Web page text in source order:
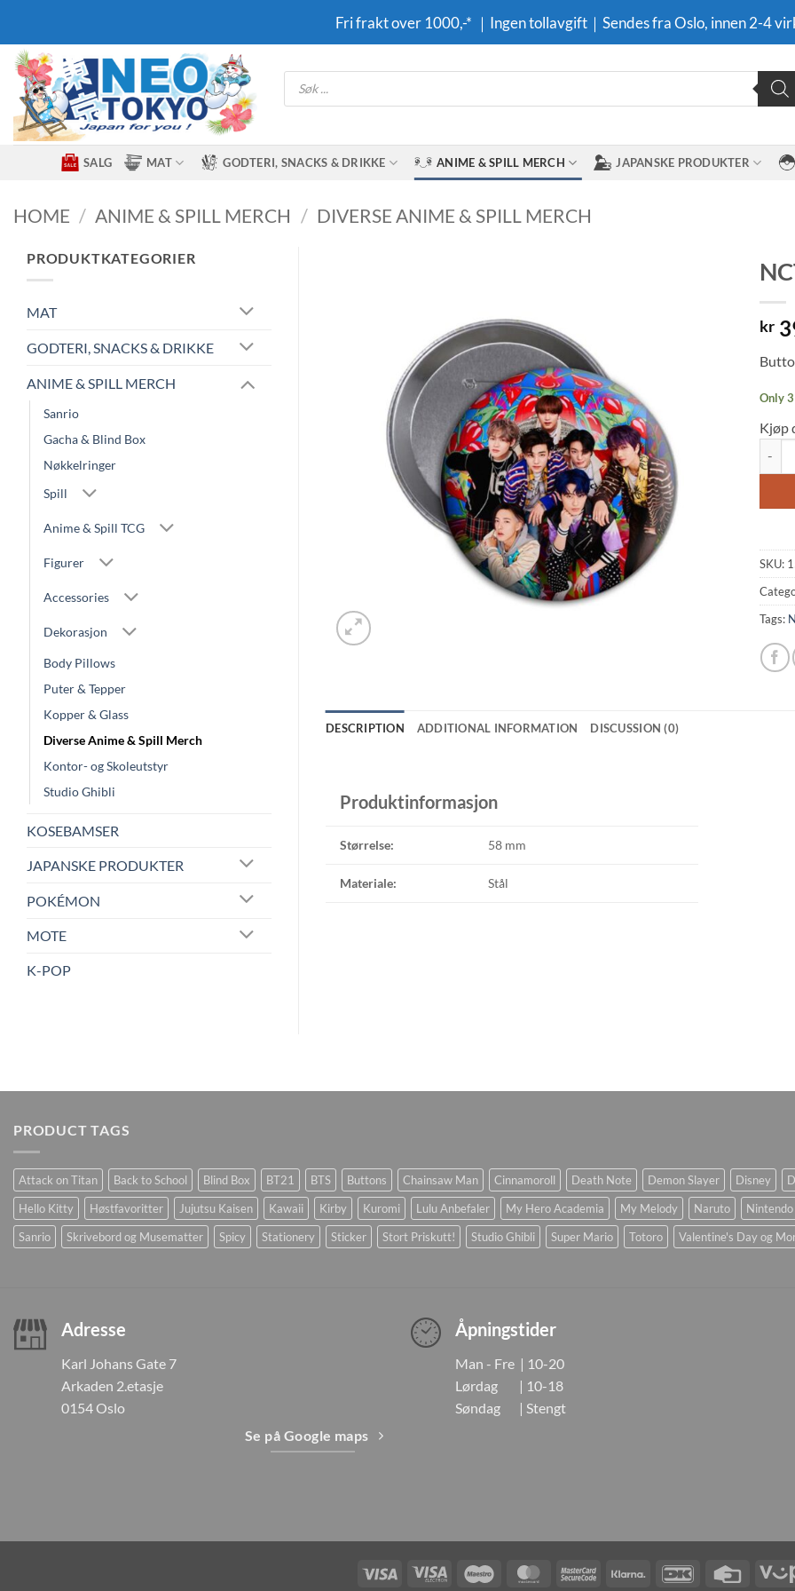
content
Fri frakt over 1000,-* ｜Ingen tollavgift｜Sendes fra Oslo, innen 2-4
Products
search
SALG MAT GODTERI, SNACKS & DRIKKE ANIME & SPILL MERCH JAPANSKE PRODUKTER
HOME / ANIME & SPILL MERCH / DIVERSE ANIME & SPILL MERCH
PRODUKTKATEGORIER
MAT
GODTERI, SNACKS & DRIKKE
ANIME & SPILL MERCH
Sanrio
Gacha & Blind Box
Nøkkelringer
Spill
Anime & Spill TCG
Figurer
Accessories
Dekorasjon
Body Pillows
Puter & Tepper
Kopper & Glass
Diverse Anime & Spill Merch
Kontor- og Skoleutstyr
Studio Ghibli
KOSEBAMSER
JAPANSKE PRODUKTER
POKÉMON
MOTE
K-POP
kr
Only
Kjøp
SKU:
Tags:
DESCRIPTION ADDITIONAL INFORMATION DISCUSSION (0)
Produktinformasjon
Størrelse: 58 mm
Materiale: Stål
PRODUCT TAGS
Attack on Titan Back to School Blind Box BT21 BTS Buttons Chainsaw Man Cinnamoroll Death Note Demon Slayer Disney
Hello Kitty
Høstfavoritter Jujutsu Kaisen Kawaii Kirby Kuromi Lulu Anbefaler My Hero Academia My Melody Naruto Nintendo
Sanrio
Skrivebord og Musematter Spicy Stationery Sticker Stort Priskutt! Studio Ghibli Super Mario Totoro Valentine's Day og
Adresse
Karl Johans Gate 7
Arkaden 2.etasje
0154 Oslo
Se på Google maps
Åpningstider
Man - Fre | 10-20
Lørdag | 10-18
Søndag | Stengt
Visa
Visa
Maestro MasterCardMasterCardKlarna DanKort
Credit